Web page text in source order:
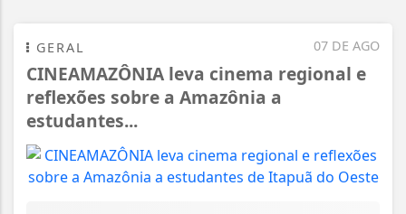
07 DE AGO
GERAL
CINEAMAZÔNIA leva cinema regional e
reflexões sobre a Amazônia a
estudantes...